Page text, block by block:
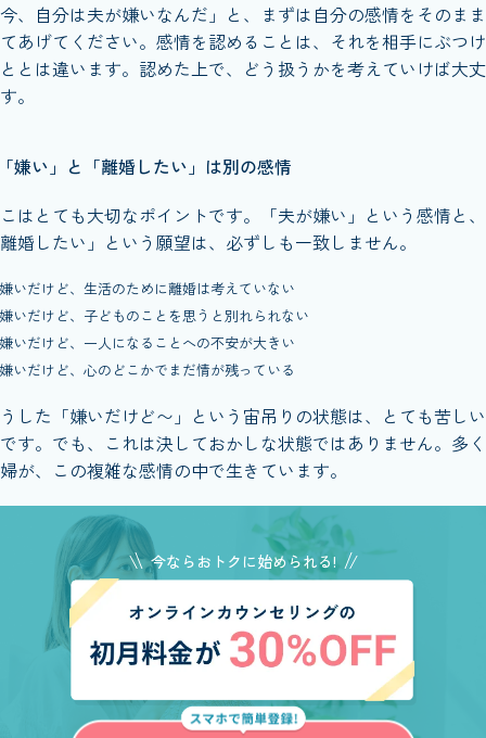
今、自分は夫が嫌いなんだ」と、まずは自分の感情をそのま
あげてください。感情を認めることは、それを相手にぶつ
とは違います。認めた上で、どう扱うかを考えていけば大
。
「嫌い」と「離婚したい」は別の感情
はとても大切なポイントです。「夫が嫌い」という感情と、
離婚したい」という願望は、必ずしも一致しません。
嫌いだけど、生活のために離婚は考えていない
嫌いだけど、子どものことを思うと別れられない
嫌いだけど、一人になることへの不安が大きい
嫌いだけど、心のどこかでまだ情が残っている
した「嫌いだけど〜」という宙吊りの状態は、とても苦し
す。でも、これは決しておかしな状態ではありません。多
が、この複雑な感情の中で生きています。
今ならおトクに始められる!